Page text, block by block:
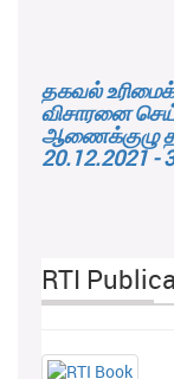
தகவல்
விசாரனை
ஆணைக்குழு
20.12.2021 -
RTI